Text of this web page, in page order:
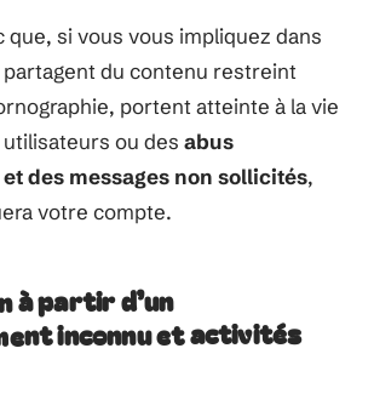
que, si vous vous impliquez dans
du contenu restreint
portent atteinte à la vie
utilisateurs ou des abus
des messages non sollicités,
votre compte.
à partir d’un
inconnu et activités